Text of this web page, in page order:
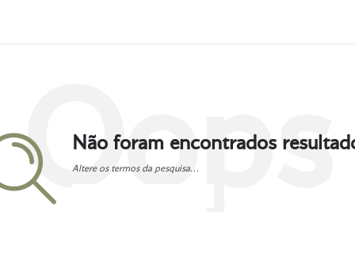
Oops
Não foram encontrados
Altere os termos da pesquisa...